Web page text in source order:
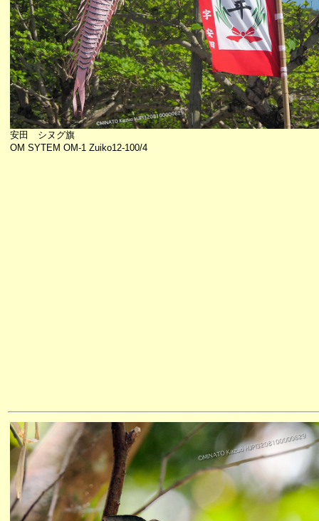
安田 シヌグ旗
OM SYTEM OM-1 Zuiko12-100/4